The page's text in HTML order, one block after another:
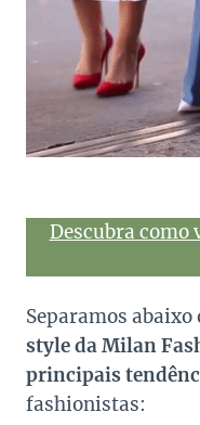
Descubra como
Separamos abaixo
style da Milan
principais
fashionistas: